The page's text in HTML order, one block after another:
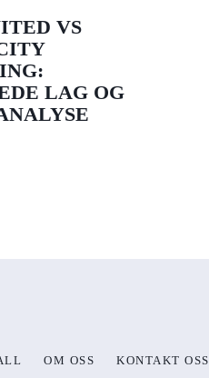
VS
LAG OG
OM OSS KONTAKT OSS